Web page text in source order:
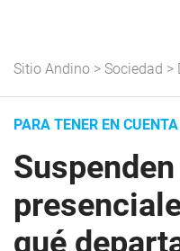
Sitio Andino > Sociedad >
PARA TENER EN CUENTA
qué